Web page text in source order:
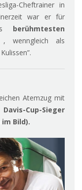
Cheftrainer in
war er für
berühmtesten
wenngleich als
Atemzug mit
Davis-Cup-Sieger
Bild).